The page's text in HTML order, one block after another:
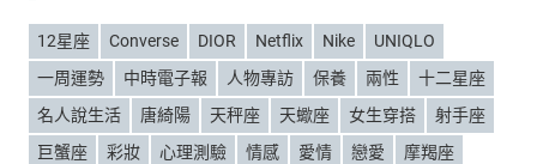
12星座 Converse DIOR Netflix Nike
UNIQLO
一周運勢
中時電子報 人物專訪 保養 兩性
十二星座
名人說生活
唐綺陽 天秤座 天蠍座 女生穿搭
射手座
巨蟹座
彩妝 心理測驗 情感 愛情 戀愛
摩羯座